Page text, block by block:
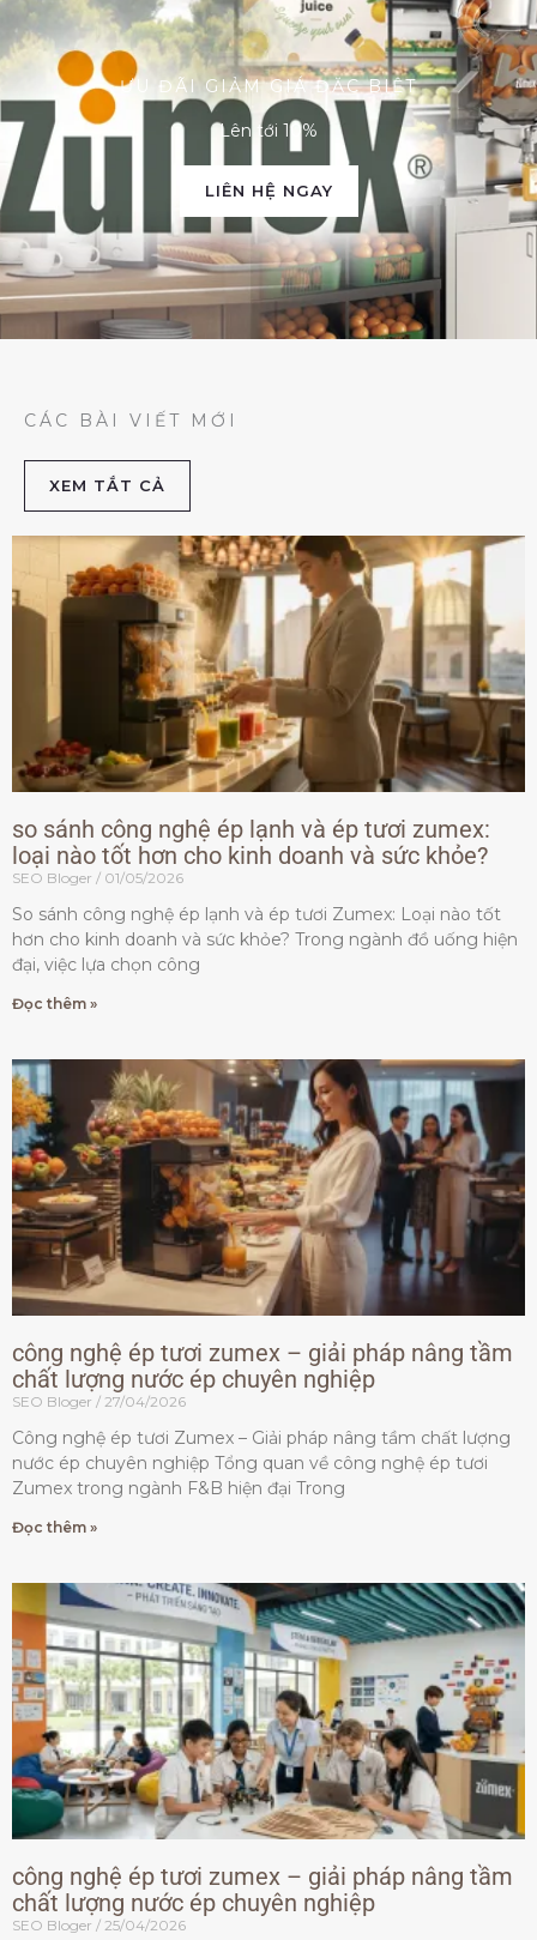
ƯU ĐÃI GIẢM GIÁ ĐẶC BIỆT
Lên tới 10%
LIÊN HỆ NGAY
CÁC BÀI VIẾT MỚI
XEM TẮT CẢ
so sánh công nghệ ép lạnh và ép tươi zumex:
loại nào tốt hơn cho kinh doanh và sức khỏe?
SEO Bloger 01/05/2026
So sánh công nghệ ép lạnh và ép tươi Zumex: Loại nào tốt
hơn cho kinh doanh và sức khỏe? Trong ngành đồ uống hiện
đại, việc lựa chọn công
Đọc thêm »
công nghệ ép tươi zumex – giải pháp nâng tầm
chất lượng nước ép chuyên nghiệp
SEO Bloger 27/04/2026
Công nghệ ép tươi Zumex – Giải pháp nâng tầm chất lượng
nước ép chuyên nghiệp Tổng quan về công nghệ ép tươi
Zumex trong ngành F&B hiện đại Trong
Đọc thêm »
công nghệ ép tươi zumex – giải pháp nâng tầm
chất lượng nước ép chuyên nghiệp
SEO Bloger 25/04/2026